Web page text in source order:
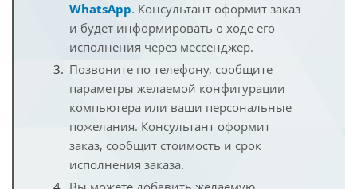
WhatsApp. Консультант оформит заказ
и будет информировать о ходе его
исполнения через мессенджер.
Позвоните по телефону, сообщите
параметры желаемой конфигурации
компьютера или ваши персональные
пожелания. Консультант оформит
заказ, сообщит стоимость и срок
исполнения заказа.